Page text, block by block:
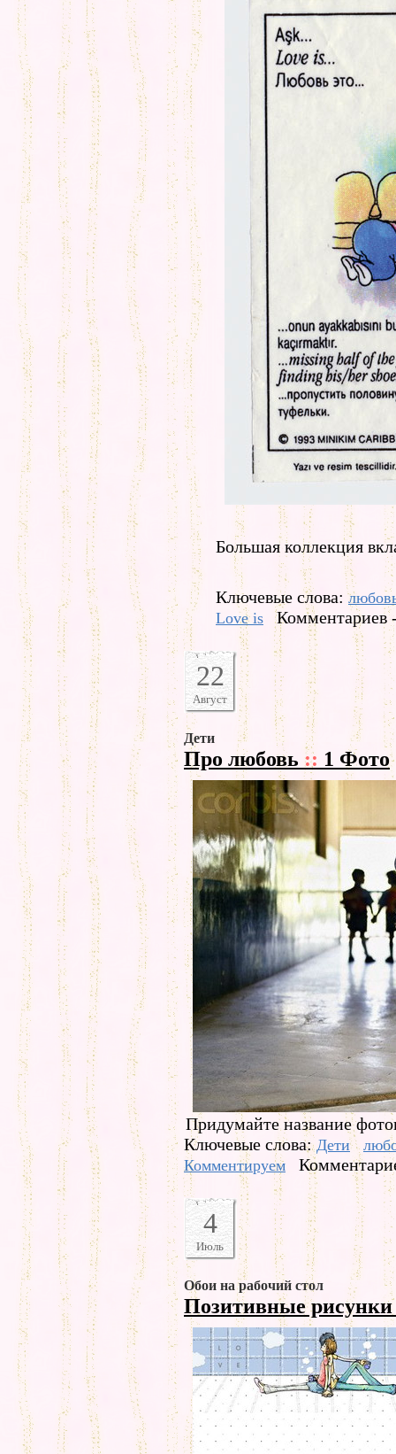
Большая коллекция
Ключевые слова:
Love is
Комментариев
22
Август
Дети
Про любовь :: 1 Фото
Придумайте название
Ключевые слова:Дети
Комментируем
4
Июль
Обои на рабочий стол
Позитивные